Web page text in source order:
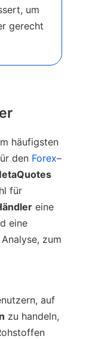
um
gerecht
häufigsten
den Forex–
für
eine
eine
zum
auf
zu handeln,